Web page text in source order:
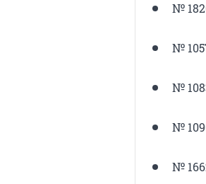
№
№
№
№
№